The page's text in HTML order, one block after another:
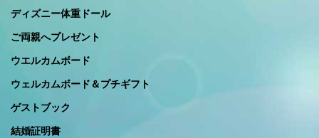
ディズニー体重ドール
ご両親へプレゼント
ウエルカムボード
ウェルカムボード＆プチギフト
ゲストブック
結婚証明書